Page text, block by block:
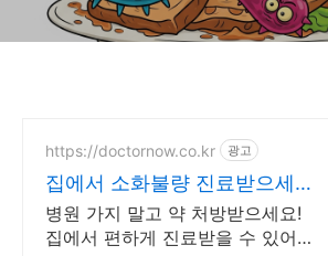
https://doctornow.co.kr 광고
집에서 소화불량 진료받으세요
365일 24시간 진료가능
병원 가지 말고 약 처방받으세요!
집에서 편하게 진료받을 수 있어